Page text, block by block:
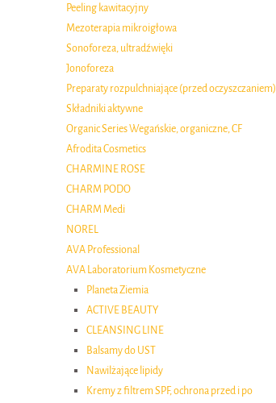
Peeling kawitacyjny
Mezoterapia mikroigłowa
Sonoforeza, ultradźwięki
Jonoforeza
Preparaty rozpulchniające (przed oczyszczaniem)
Składniki aktywne
Organic Series Wegańskie, organiczne, CF
Afrodita Cosmetics
CHARMINE ROSE
CHARM PODO
CHARM Medi
NOREL
AVA Professional
AVA Laboratorium Kosmetyczne
Planeta Ziemia
ACTIVE BEAUTY
CLEANSING LINE
Balsamy do UST
Nawilżające lipidy
Kremy z filtrem SPF, ochrona przed i po